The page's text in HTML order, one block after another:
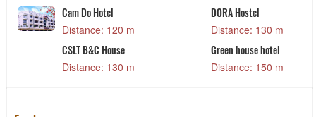
Cam Do Hotel
Distance: 120 m
DORA Hostel
Distance: 130 m
CSLT B&C House
Distance: 130 m
Green house hotel
Distance: 150 m